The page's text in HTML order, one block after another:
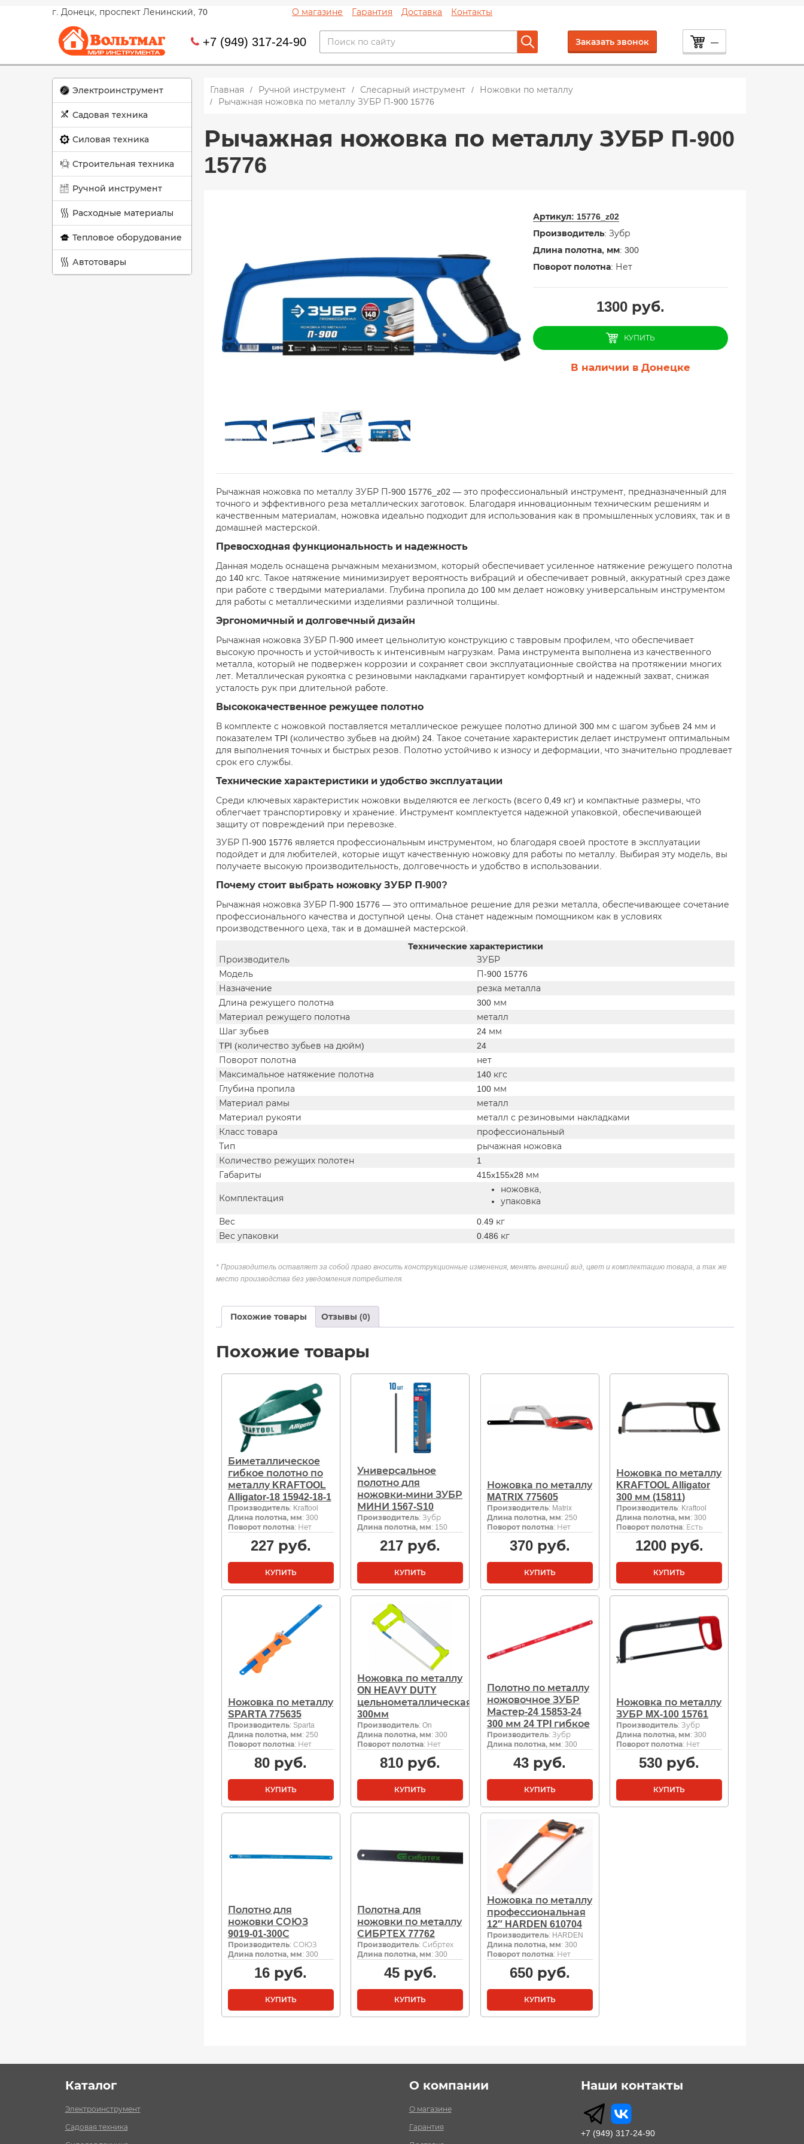
г. Донецк, проспект Ленинский, 70 О магазине Гарантия Доставка Контакты
+7 (949) 317-24-90 Заказать звонок —
Электроинструмент
Садовая техника
Силовая техника
Строительная техника
Ручной инструмент
Расходные материалы
Тепловое оборудование
Автотовары
Главная Ручной инструмент Слесарный инструмент
Ножовки по металлу
Рычажная ножовка по металлу ЗУБР П-900 15776
Рычажная ножовка по металлу ЗУБР П-900
15776
Артикул: 15776_z02
Производитель: Зубр
Длина полотна, мм: 300
Поворот полотна: Нет
1300руб.
КУПИТЬ
В наличии в Донецке
Рычажная ножовка по металлу ЗУБР П-900 15776_z02 — это профессиональный инструмент, предназначенный для
точного и эффективного реза металлических заготовок. Благодаря инновационным техническим решениям и
качественным материалам, ножовка идеально подходит для использования как в промышленных условиях, так и в
домашней мастерской.
Превосходная функциональность и надежность
Данная модель оснащена рычажным механизмом, который обеспечивает усиленное натяжение режущего полотна
до 140 кгс. Такое натяжение минимизирует вероятность вибраций и обеспечивает ровный, аккуратный срез даже
при работе с твердыми материалами. Глубина пропила до 100 мм делает ножовку универсальным инструментом
для работы с металлическими изделиями различной толщины.
Эргономичный и долговечный дизайн
Рычажная ножовка ЗУБР П-900 имеет цельнолитую конструкцию с тавровым профилем, что обеспечивает
высокую прочность и устойчивость к интенсивным нагрузкам. Рама инструмента выполнена из качественного
металла, который не подвержен коррозии и сохраняет свои эксплуатационные свойства на протяжении многих
лет. Металлическая рукоятка с резиновыми накладками гарантирует комфортный и надежный захват, снижая
усталость рук при длительной работе.
Высококачественное режущее полотно
В комплекте с ножовкой поставляется металлическое режущее полотно длиной 300 мм с шагом зубьев 24 мм и
показателем TPI (количество зубьев на дюйм) 24. Такое сочетание характеристик делает инструмент оптимальным
для выполнения точных и быстрых резов. Полотно устойчиво к износу и деформации, что значительно продлевает
срок его службы.
Технические характеристики и удобство эксплуатации
Среди ключевых характеристик ножовки выделяются ее легкость (всего 0,49 кг) и компактные размеры, что
облегчает транспортировку и хранение. Инструмент комплектуется надежной упаковкой, обеспечивающей
защиту от повреждений при перевозке.
ЗУБР П-900 15776 является профессиональным инструментом, но благодаря своей простоте в эксплуатации
подойдет и для любителей, которые ищут качественную ножовку для работы по металлу. Выбирая эту модель, вы
получаете высокую производительность, долговечность и удобство в использовании.
Почему стоит выбрать ножовку ЗУБР П-900?
Рычажная ножовка ЗУБР П-900 15776 — это оптимальное решение для резки металла, обеспечивающее сочетание
профессионального качества и доступной цены. Она станет надежным помощником как в условиях
производственного цеха, так и в домашней мастерской.
Технические характеристики
Производитель
ЗУБР
Модель
П-900 15776
Назначение
резка металла
Длина режущего полотна
300 мм
Материал режущего полотна
металл
Шаг зубьев
24 мм
TPI (количество зубьев на дюйм)
24
Поворот полотна
нет
Максимальное натяжение полотна
140 кгс
Глубина пропила
100 мм
Материал рамы
металл
Материал рукояти
металл с резиновыми накладками
Класс товара
профессиональный
Тип
рычажная ножовка
Количество режущих полотен
1
Габариты
415x155x28 мм
Комплектация
ножовка,
упаковка
Вес
0.49 кг
Вес упаковки
0.486 кг
* Производитель оставляет за собой право вносить конструкционные изменения, менять внешний вид, цвет и комплектацию товара, а так же
место производства без уведомления потребителя.
Похожие товары Отзывы (0)
Похожие товары
Биметаллическое
гибкое полотно по
металлу KRAFTOOL
Alligator-18 15942-18-1
Производитель: Kraftool
Длина полотна, мм: 300
Поворот полотна: Нет
227руб.
КУПИТЬ
Универсальное
полотно для
ножовки-мини ЗУБР
МИНИ 1567-S10
Производитель: Зубр
Длина полотна, мм: 150
217 руб.
КУПИТЬ
Ножовка по металлу
MATRIX 775605
Производитель: Matrix
Длина полотна, мм: 250
Поворот полотна: Нет
370руб.
КУПИТЬ
Ножовка по металлу
KRAFTOOL Alligator
300 мм (15811)
Производитель: Kraftool
Длина полотна, мм: 300
Поворот полотна: Есть
1200руб.
КУПИТЬ
Ножовка по металлу
SPARTA 775635
Производитель: Sparta
Длина полотна, мм: 250
Поворот полотна: Нет
80 руб.
КУПИТЬ
Ножовка по металлу
ON HEAVY DUTY
цельнометаллическая
300мм
Производитель: On
Длина полотна, мм: 300
Поворот полотна: Нет
810 руб.
КУПИТЬ
Полотно по металлу
ножовочное ЗУБР
Мастер-24 15853-24
300 мм 24 TPI гибкое
Производитель: Зубр
Длина полотна, мм: 300
43 руб.
КУПИТЬ
Ножовка по металлу
ЗУБР MX-100 15761
Производитель: Зубр
Длина полотна, мм: 300
Поворот полотна: Нет
530 руб.
КУПИТЬ
Полотно для
ножовки СОЮЗ
9019-01-300С
Производитель: СОЮЗ
Длина полотна, мм: 300
16 руб.
КУПИТЬ
Полотна для
ножовки по металлу
СИБРТЕХ 77762
Производитель: Сибртех
Длина полотна, мм: 300
45руб.
КУПИТЬ
Ножовка по металлу
профессиональная
12″ HARDEN 610704
Производитель: HARDEN
Длина полотна, мм: 300
Поворот полотна: Нет
650руб.
КУПИТЬ
Каталог
Электроинструмент
Садовая техника
О компании
О магазине
Гарантия
Наши контакты
+7 (949) 317-24-90